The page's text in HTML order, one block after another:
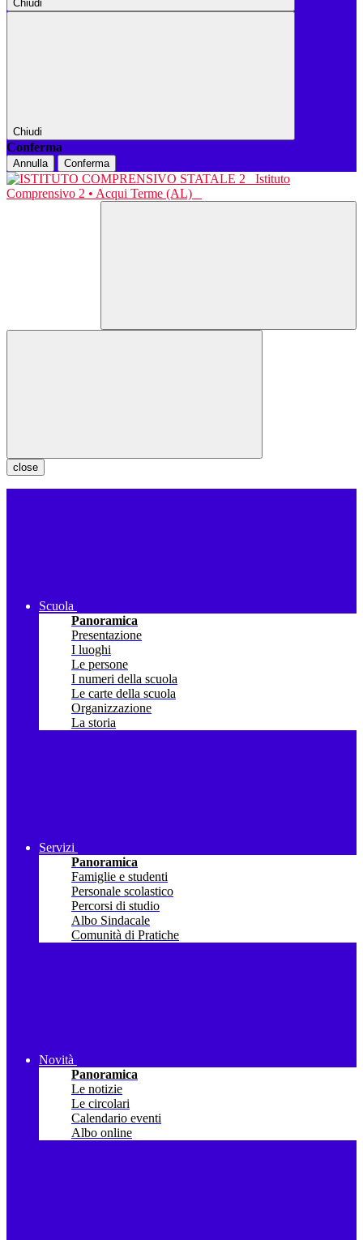
Chiudi
Chiudi
Conferma
Annulla Conferma
Istituto
Comprensivo 2 • Acqui Terme (AL)
close
Scuola
Panoramica
Presentazione
I luoghi
Le persone
I numeri della scuola
Le carte della scuola
Organizzazione
La storia
Servizi
Panoramica
Famiglie e studenti
Personale scolastico
Percorsi di studio
Albo Sindacale
Comunità di Pratiche
Novità
Panoramica
Le notizie
Le circolari
Calendario eventi
Albo online